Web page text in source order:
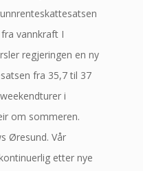
vannkraft I
regjeringen en ny
fra 35,7 til 37
i
om sommeren.
Øresund. Vår
etter nye